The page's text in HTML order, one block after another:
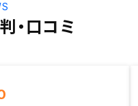
・口コミ